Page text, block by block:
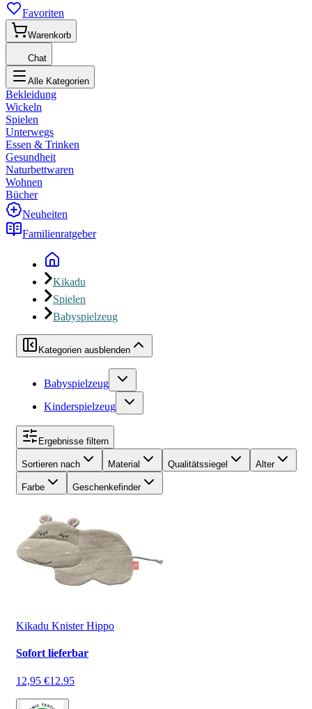
Favoriten
Warenkorb
Chat
Alle Kategorien
Bekleidung
Wickeln
Spielen
Unterwegs
Essen & Trinken
Gesundheit
Naturbettwaren
Wohnen
Bücher
Neuheiten
Familienratgeber
Kikadu
Spielen
Babyspielzeug
Kategorien ausblenden
Babyspielzeug
Kinderspielzeug
Ergebnisse filtern
Sortieren nach Material Qualitätssiegel Alter
Farbe Geschenkefinder
Kikadu Knister Hippo
Sofort lieferbar
12,95 €12.95